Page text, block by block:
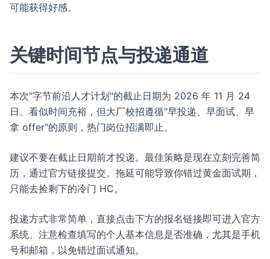
可能获得好感。
关键时间节点与投递通道
本次"字节前沿人才计划"的截止日期为 2026 年 11 月 24
日。看似时间充裕，但大厂校招遵循"早投递、早面试、早
拿 offer"的原则，热门岗位招满即止。
建议不要在截止日期前才投递。最佳策略是现在立刻完善简
历，通过官方链接提交。拖延可能导致你错过黄金面试期，
只能去捡剩下的冷门 HC。
投递方式非常简单，直接点击下方的报名链接即可进入官方
系统。注意检查填写的个人基本信息是否准确，尤其是手机
号和邮箱，以免错过面试通知。